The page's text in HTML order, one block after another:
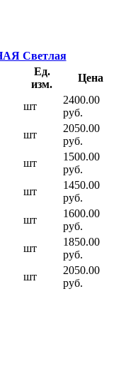
Ед.
изм.
Цена
Светлая
шт
2400.00
руб.
шт
2050.00
руб.
шт
1500.00
руб.
шт
1450.00
руб.
шт
1600.00
руб.
шт
1850.00
руб.
шт
2050.00
руб.